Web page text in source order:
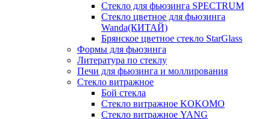
Стекло для фьюзинга SPECTRUM
Стекло цветное для фьюзинга
Wanda(КИТАЙ)
Брянское цветное стекло StarGlass
Формы для фьюзинга
Литература по стеклу
Печи для фьюзинга и моллирования
Стекло витражное
Бой стекла
Стекло витражное KOKOMO
Стекло витражное YANG